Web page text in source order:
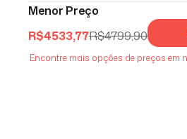
Menor Preço
R$4533,77R$4799,90
Encontre mais opções de preços em